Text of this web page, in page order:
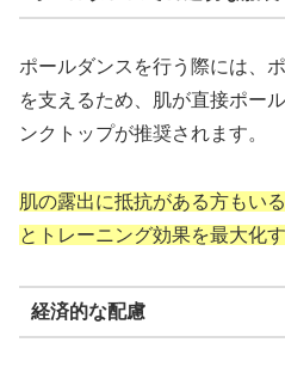
ポールダンスを行う際には、
を支えるため、肌が直接ポー
ンクトップが推奨されます。
肌の露出に抵抗がある方もい
とトレーニング効果を最大化
経済的な配慮